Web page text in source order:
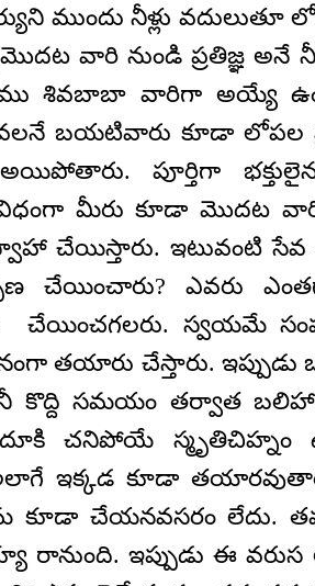
ముందు నీళ్లు వదులుతూ
వారి నుండి ప్రతిజ్ఞ అనే
శివబాబా వారిగా అయ్యే
బయటివారు కూడా లోపల
పూర్తిగా
మీరు కూడా మొదట
చేయిస్తారు. ఇటువంటి
చేయించారు? ఎవరు
చేయించగలరు. స్వయమే
తయారు చేస్తారు.
కొద్ది సమయం తర్వాత
చనిపోయే స్మృతిచిహ్నం
ఇక్కడ కూడా
కూడా చేయనవసరం
రానుంది. ఇప్పుడు ఈ